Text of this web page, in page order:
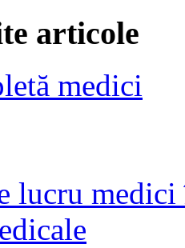
articole
medici
lucru